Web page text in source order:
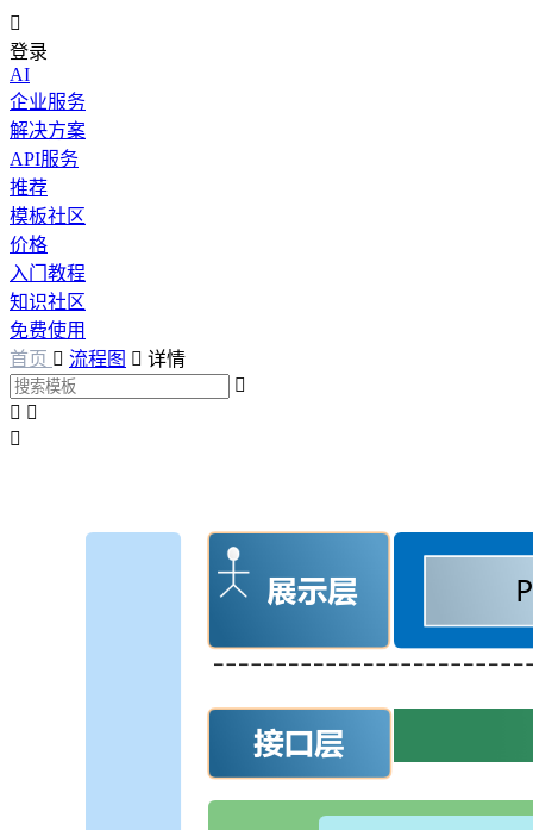

登录
AI
企业服务
解决方案
API服务
推荐
模板社区
价格
入门教程
知识社区
免费使用
首页  流程图  详情

 
